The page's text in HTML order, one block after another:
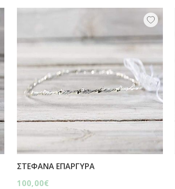
ΣΤΕΦΑΝΑ ΕΠΑΡΓΥΡΑ
100,00€